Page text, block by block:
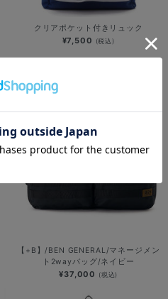
クリアポケット付きリュック
¥7,500 (税込)
【+B】/BEN GENERAL/マネージメン
ト2wayバッグ/ネイビー
¥37,000 (税込)